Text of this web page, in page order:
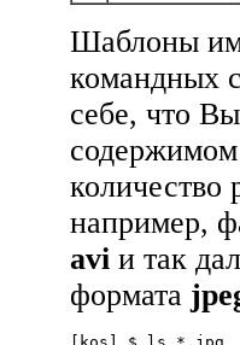
Шаблоны
командных
себе, что
содержимом
количество
например,
avi и так
формата